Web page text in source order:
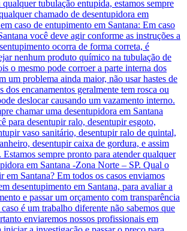
tubulação entupida, estamos sempre
chamado de desentupidora em
caso de entupimento em Santana: Em caso
você deve agir conforme as instruções a
ocorra de forma correta, é
nenhum produto químico na tubulação de
o mesmo pode corroer a parte interna dos
um problema ainda maior, não usar hastes de
dos encanamentos geralmente tem rosca ou
deslocar causando um vazamento interno.
chamar uma desentupidora em Santana
para desentupir ralo, desentupir esgoto,
vaso sanitário, desentupir ralo de quintal,
desentupir caixa de gordura, e assim
Estamos sempre pronto para atender qualquer
em Santana -Zona Norte – SP. Qual o
em Santana? Em todos os casos enviamos
desentupimento em Santana, para avaliar a
e passar um orçamento com transparência
é um trabalho diferente não sabemos que
enviaremos nossos profissionais em